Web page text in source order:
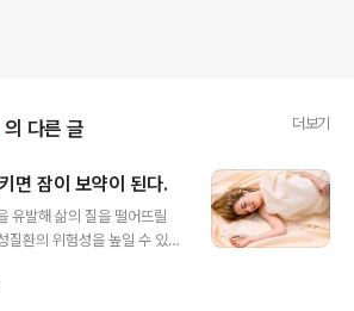
의 다른 글 더보기
면 잠이 보약이 된다.
유발해 삶의 질을 떨어뜨릴
질환의 위험성을 높일 수 있습
요. 여기에 더해 나도 모르